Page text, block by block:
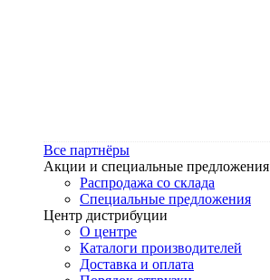
Все партнёры
Акции и специальные предложения
Распродажа со склада
Специальные предложения
Центр дистрибуции
О центре
Каталоги производителей
Доставка и оплата